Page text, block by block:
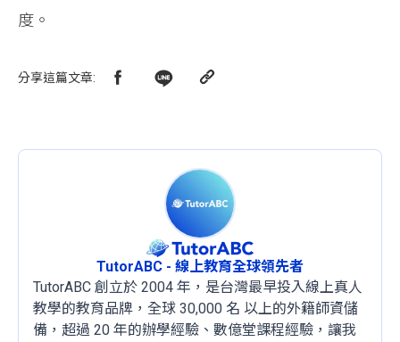
度。
分享這篇文章:
TutorABC - 線上教育全球領先者
TutorABC 創立於 2004 年，是台灣最早投入線上真人
教學的教育品牌，全球 30,000 名 以上的外籍師資儲
備，超過 20 年的辦學經驗、數億堂課程經驗，讓我